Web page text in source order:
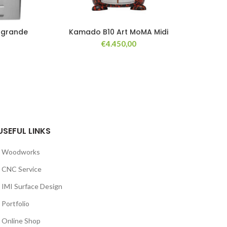
Kamado B10 Art MoMA Midi
€4.450,00
LINKS
Woodworks
CNC Service
IMI Surface Design
Portfolio
Online Shop